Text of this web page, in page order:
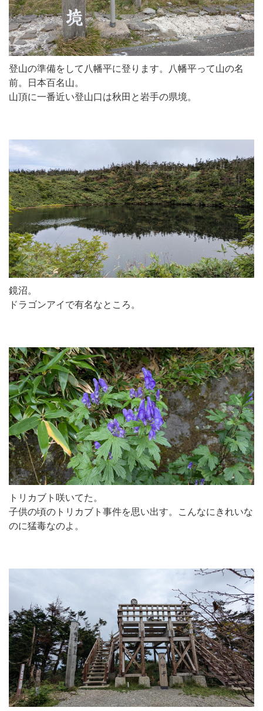
登山の準備をして八幡平に登ります。八幡平って山の名
前。日本百名山。
山頂に一番近い登山口は秋田と岩手の県境。
鏡沼。
ドラゴンアイで有名なところ。
トリカブト咲いてた。
子供の頃のトリカブト事件を思い出す。こんなにきれいな
のに猛毒なのよ。